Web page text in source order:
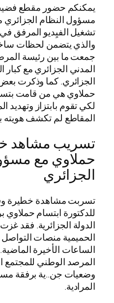
يمكنكم حضور مقطع
مسؤول النظام الجزائري
تشغيل الفيِديو المرفق
والذي يتضمن لحظات
جمعت ما بين رئيسة
المدني الجزائري مع
الجزائري. كما وذكرت
حملاوي هي من قامت
لكي تقوم بابتزاز
المقاطع لم تكشف هويته
تسريب مشاهد
حملاوي مع
الجزائري
تسربت مشاهدة خطيرة
للدكتورة ابتسام
الدولة الجزائرية. فقد
الحميمية منصات
الساعات الأخيرة
المرصد الوطني للمجتمع
وضعيات جن..ية برفقة
المرادية.